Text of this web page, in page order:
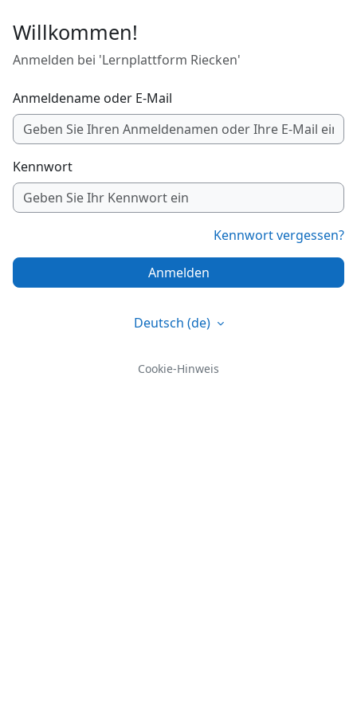
Willkommen!
Anmelden bei 'Lernplattform Riecken'
Anmeldename oder E-Mail
Kennwort
Kennwort vergessen?
Anmelden
Deutsch ‎(de)‎
Cookie-Hinweis